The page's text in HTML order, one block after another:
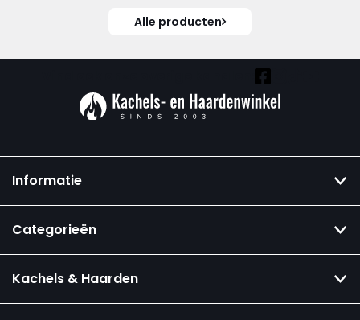
Alle producten
Informatie
Categorieën
Kachels & Haarden